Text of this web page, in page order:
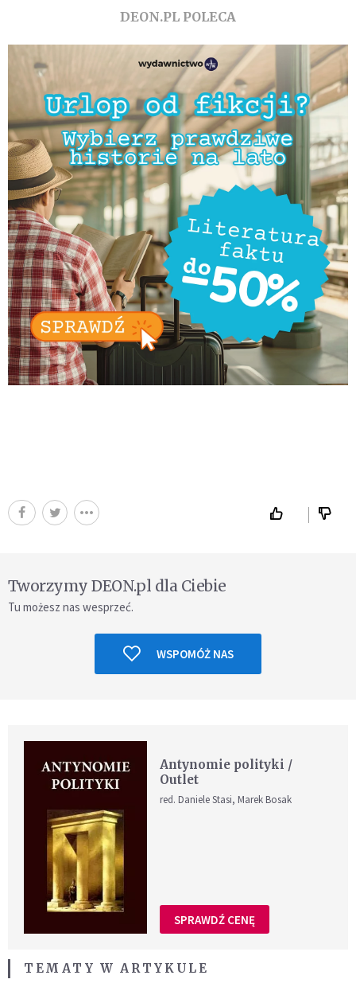
DEON.PL POLECA
Tworzymy DEON.pl dla Ciebie
Tu możesz nas wesprzeć.
WSPOMÓŻ NAS
Antynomie polityki /
Outlet
red. Daniele Stasi, Marek Bosak
SPRAWDŹ CENĘ
TEMATY W ARTYKULE